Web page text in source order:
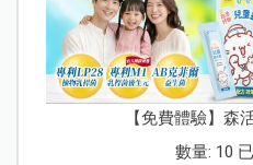
【免費體驗】森
數量: 10